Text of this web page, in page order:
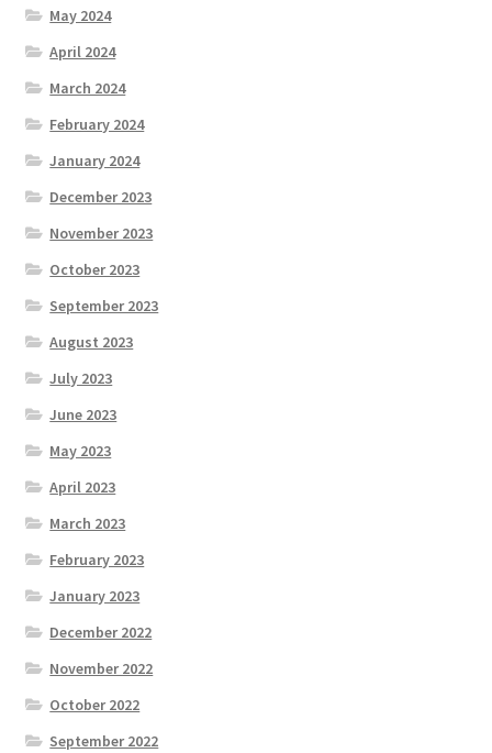
May 2024
April 2024
March 2024
February 2024
January 2024
December 2023
November 2023
October 2023
September 2023
August 2023
July 2023
June 2023
May 2023
April 2023
March 2023
February 2023
January 2023
December 2022
November 2022
October 2022
September 2022